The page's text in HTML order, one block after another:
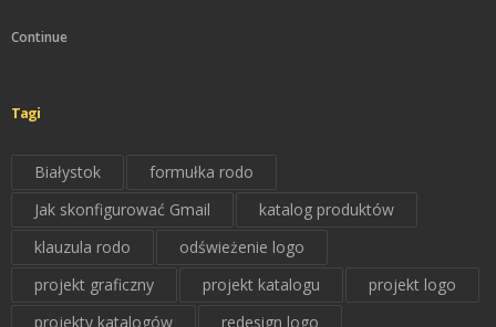
Continue
Tagi
Białystok
formułka rodo
Jak skonfigurować Gmail
katalog produktów
klauzula rodo
odświeżenie logo
projekt graficzny
projekt katalogu
projekt logo
projekty katalogów
redesign logo